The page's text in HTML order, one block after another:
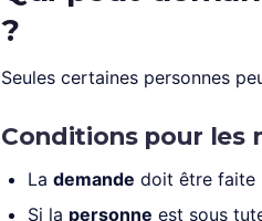
?
Seules certaines personnes
Conditions pour les
La demande doit être faite
Si la personne est sous